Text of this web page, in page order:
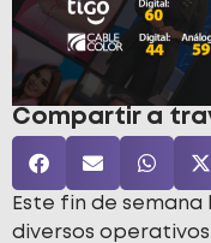
Compartir a
Este fin de semana
diversos